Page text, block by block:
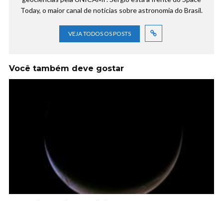
Today, o maior canal de notícias sobre astronomia do Brasil.
VEJA TODOS OS POSTS
Você também deve gostar